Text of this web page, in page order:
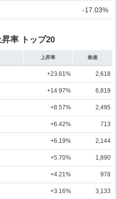
-17.03%
率 トップ20
上昇率 株価
+23.61% 2,618
+14.97% 6,819
+8.57% 2,495
+6.42% 713
+6.19% 2,144
+5.70% 1,890
+4.21% 978
+3.16% 3,133